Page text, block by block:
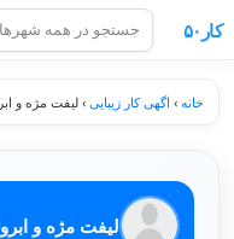
کار۵۰
خانه › اگهی کار زیبایی › لیفت مژه و
لیفت مژه و